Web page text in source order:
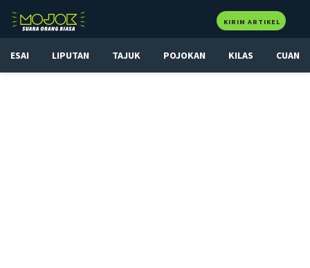
KIRIM ARTIKEL
ESAI LIPUTAN TAJUK POJOKAN KILAS CUAN